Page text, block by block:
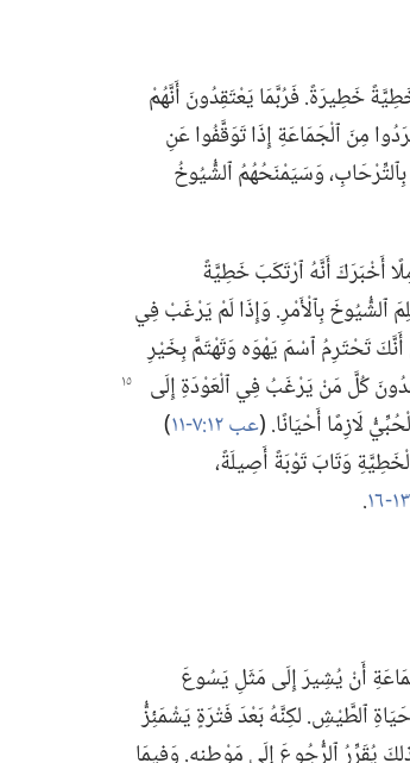
خَطِيرَةً.‏ فَرُبَّمَا يَعْتَقِدُونَ أَنَّهُمْ
مِنَ ٱلْجَمَاعَةِ إِذَا تَوَقَّفُوا عَنِ
وَسَيَمْنَحُهُمُ ٱلشُّيُوخُ
أَخْبَرَكَ أَنَّهُ ٱرْتَكَبَ خَطِيَّةً
ٱلشُّيُوخَ بِٱلْأَمْرِ.‏ وَإِذَا لَمْ يَرْغَبْ فِي
تَحْتَرِمُ ٱسْمَ يَهْوَه وَتَهْتَمَّ بِخَيْرِ
كُلَّ مَنْ يَرْغَبُ فِي ٱلْعَوْدَةِإِلَى
لَازِمًا أَحْيَانًا.‏ (‏عب ١٢:‏٧-‏١١
‏)‏
وَتَابَ تَوْبَةً أَصِيلَةً،‏
‏.‏
أَنْ يُشِيرَ إِلَى مَثَلِ يَسُوعَ
ٱلطَّيْشِ.‏ لكِنَّهُ بَعْدَ فَتْرَةٍ يَشْمَئِزُّ